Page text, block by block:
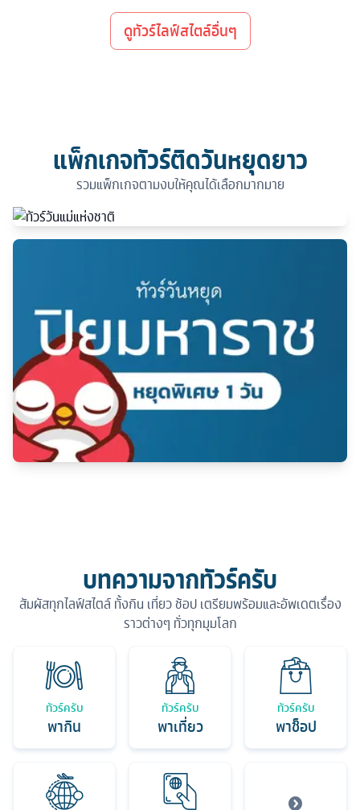
ดูทัวร์ไลฟ์สไตล์อื่นๆ
แพ็กเกจทัวร์ติดวันหยุดยาว
รวมแพ็กเกจตามงบให้คุณได้เลือกมากมาย
บทความจากทัวร์ครับ
สัมผัสทุกไลฟ์สไตล์ ทั้งกิน เที่ยว ช้อป เตรียมพร้อมและอัพเดตเรื่อง
ราวต่างๆ ทั่วทุกมุมโลก
ทัวร์ครับ
พากิน
ทัวร์ครับ
พาเที่ยว
ทัวร์ครับ
พาช็อป